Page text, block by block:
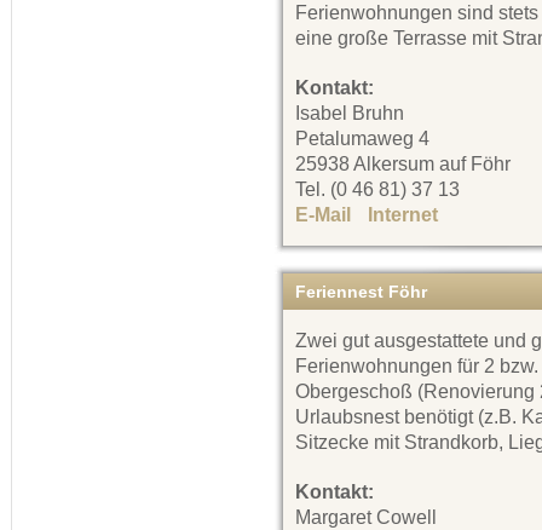
Ferienwohnungen sind
eine große Terrasse mit
Kontakt:
Isabel Bruhn
Petalumaweg 4
25938 Alkersum auf Föhr
Tel. (0 46 81) 37 13
E-Mail
Internet
Feriennest Föhr
Zwei gut ausgestattete und
Ferienwohnungen für 2
Obergeschoß (Renovierung
Urlaubsnest benötigt (z.B.
Sitzecke mit Strandkorb,
Kontakt:
Margaret Cowell